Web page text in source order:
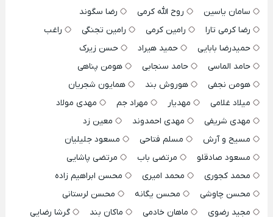
سامان یاسین
روح الله کرمی
رضا سگوند
رضا کرمی تارا
رامین کرمی رامین تجنگی
راغب
حمیدرضا بابایی
حمید هیراد
حسن زیرک
حامد الماسی
حامد سنجابی
هومن پناهی
هومن نجفی
هوروش بند
همایون شجریان
میلاد غلامی
مهدیار مهراد جم
مهدی مولاد
مهدی شریفی
مهدی احمدوند
معین زد
مسیح و آرش
مسلم فتاحی
مسعود جلیلیان
مسعود صادقلو
مرتضی باب
مرتضی پاشایی
محمد کجوری
محمد امیری
محسن ابراهیم زاده
محسن چاوشی
محسن یگانه
محسن لرستانی
مجید رضوی
ماهان خادمی ماکان بند گرشا رضایی